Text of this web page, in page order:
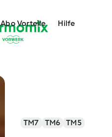
Abo Vorteile Hilfe
TM7 TM6 TM5